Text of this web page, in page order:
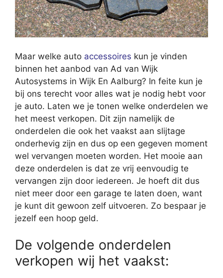
Maar welke auto accessoires kun je vinden
binnen het aanbod van Ad van Wijk
Autosystems in Wijk En Aalburg? In feite kun je
bij ons terecht voor alles wat je nodig hebt voor
je auto. Laten we je tonen welke onderdelen we
het meest verkopen. Dit zijn namelijk de
onderdelen die ook het vaakst aan slijtage
onderhevig zijn en dus op een gegeven moment
wel vervangen moeten worden. Het mooie aan
deze onderdelen is dat ze vrij eenvoudig te
vervangen zijn door iedereen. Je hoeft dit dus
niet meer door een garage te laten doen, want
je kunt dit gewoon zelf uitvoeren. Zo bespaar je
jezelf een hoop geld.
De volgende onderdelen
verkopen wij het vaakst: